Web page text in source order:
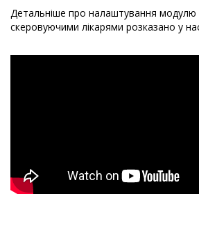
Детальніше про налаштування модулю
скеровуючими лікарями розказано у